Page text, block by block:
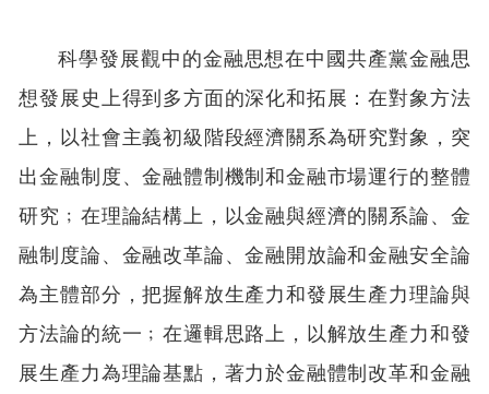
科學發展觀中的金融思想在中國共產黨金融思
想發展史上得到多方面的深化和拓展：在對象方法
上，以社會主義初級階段經濟關系為研究對象，突
出金融制度、金融體制機制和金融市場運行的整體
研究﹔在理論結構上，以金融與經濟的關系論、金
融制度論、金融改革論、金融開放論和金融安全論
為主體部分，把握解放生產力和發展生產力理論與
方法論的統一﹔在邏輯思路上，以解放生產力和發
展生產力為理論基點，著力於金融體制改革和金融